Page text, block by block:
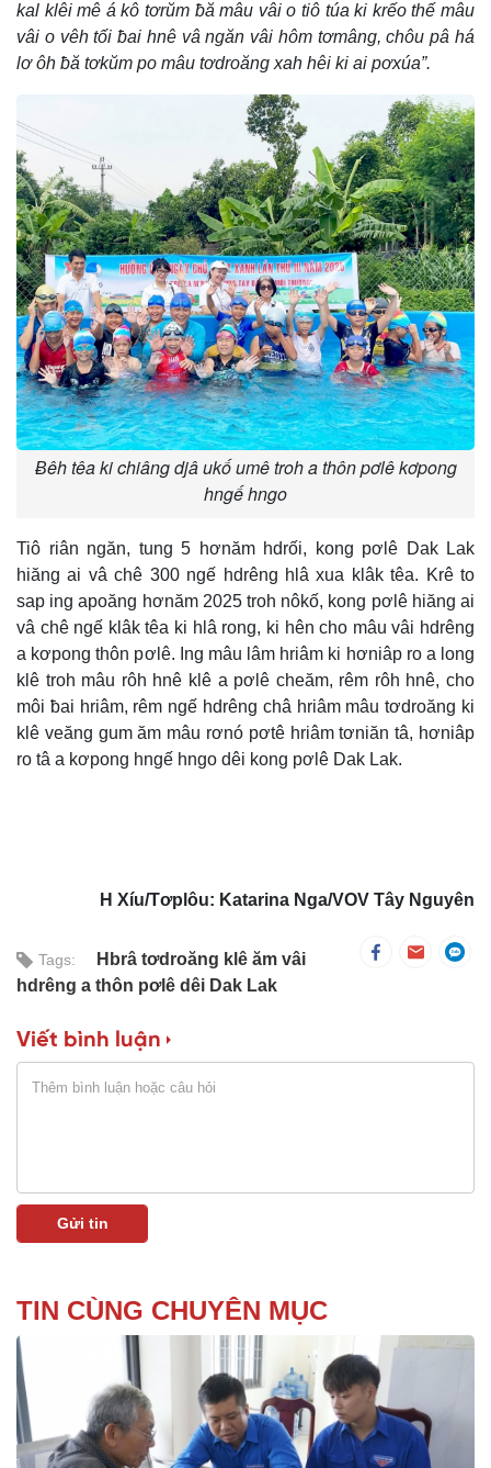
kal klêi mê á kô tơrŭm ƀă mâu vâi o tiô túa ki krếo thế mâu
vâi o vêh tối ƀai hnê vâ ngăn vâi hôm tơmâng, chôu pâ há
lơ ôh ƀă tơkŭm po mâu tơdroăng xah hêi ki ai pơxúa”.
Ƀêh têa ki chiâng djâ ukố umê troh a thôn pơlê kơpong
hngế hngo
Tiô riân ngăn, tung 5 hơnăm hdrối, kong pơlê Dak Lak
hiăng ai vâ chê 300 ngế hdrêng hlâ xua klâk têa. Krê to
sap ing apoăng hơnăm 2025 troh nôkố, kong pơlê hiăng ai
vâ chê ngế klâk têa ki hlâ rong, ki hên cho mâu vâi hdrêng
a kơpong thôn pơlê. Ing mâu lâm hriâm ki hơniâp ro a long
klê troh mâu rôh hnê klê a pơlê cheăm, rêm rôh hnê, cho
môi ƀai hriâm, rêm ngế hdrêng châ hriâm mâu tơdroăng ki
klê veăng gum ăm mâu rơnó pơtê hriâm tơniăn tâ, hơniâp
ro tâ a kơpong hngế hngo dêi kong pơlê Dak Lak.
H Xíu/Tơplôu: Katarina Nga/VOV Tây Nguyên
Tags:
Hbrâ tơdroăng klê ăm vâi
hdrêng a thôn pơlê dêi Dak Lak
Viết bình luận
TIN CÙNG CHUYÊN MỤC